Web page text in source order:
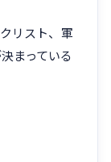
リスト、軍
まっている